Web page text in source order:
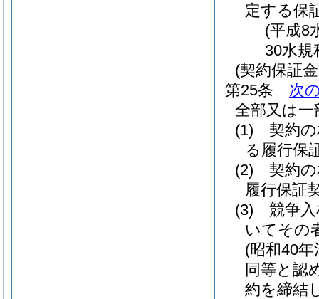
定する保
(平成8
30水規
(契約保証
第25条
次
全部又は
(1)
契約
る履行保
(2)
契約
履行保証
(3)
競争
いてその
(昭和40
同等と認
約を締結